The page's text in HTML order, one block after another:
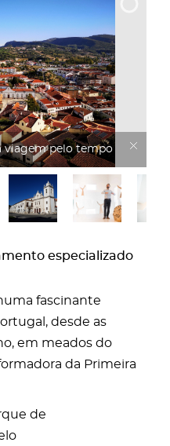
especializado
fascinante
desde as
em meados do
da Primeira
de